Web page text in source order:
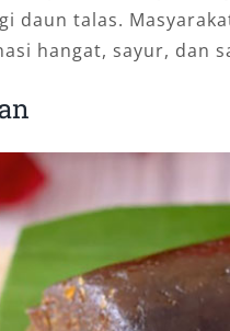
daun talas.
hangat, sayur, dan